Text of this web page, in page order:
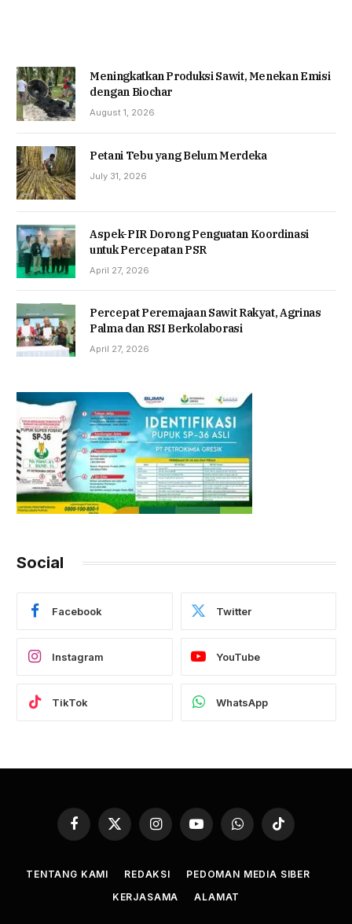
Meningkatkan Produksi Sawit, Menekan Emisi
dengan Biochar
August 1, 2026
Petani Tebu yang Belum Merdeka
July 31, 2026
Aspek-PIR Dorong Penguatan Koordinasi
untuk Percepatan PSR
April 27, 2026
Percepat Peremajaan Sawit Rakyat, Agrinas
Palma dan RSI Berkolaborasi
April 27, 2026
Social
Facebook Twitter
Instagram YouTube
TikTok WhatsApp
Facebook
X
InstagramYouTubeWhatsAppTikTok
TENTANG KAMI REDAKSI
PEDOMAN MEDIA SIBER
KERJASAMA
ALAMAT